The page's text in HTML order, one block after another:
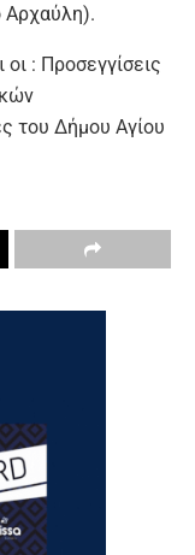
Αρχαύλη).
: Προσεγγίσεις
του Δήμου Αγίου